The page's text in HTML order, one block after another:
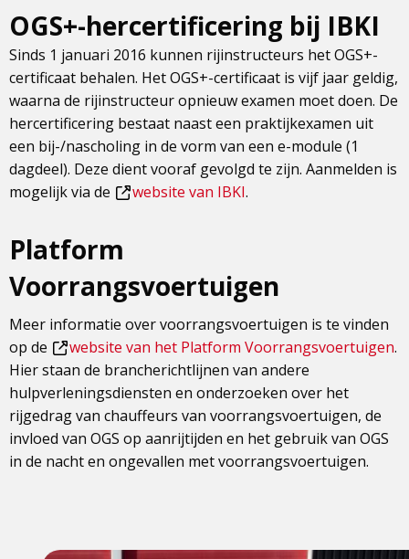
OGS+-hercertificering bij IBKI
Sinds 1 januari 2016 kunnen rijinstructeurs het OGS+-
certificaat behalen. Het OGS+-certificaat is vijf jaar geldig,
waarna de rijinstructeur opnieuw examen moet doen. De
hercertificering bestaat naast een praktijkexamen uit
een bij-/nascholing in de vorm van een e-module (1
dagdeel). Deze dient vooraf gevolgd te zijn. Aanmelden is
mogelijk via de
is
een
externe
website van IBKI.
Platform
Voorrangsvoertuigen
Meer informatie over voorrangsvoertuigen is te vinden
op de
Dit
is
een
externe
pagina
website van het Platform Voorrangsvoertuigen.
Hier staan de brancherichtlijnen van andere
hulpverleningsdiensten en onderzoeken over het
rijgedrag van chauffeurs van voorrangsvoertuigen, de
invloed van OGS op aanrijtijden en het gebruik van OGS
in de nacht en ongevallen met voorrangsvoertuigen.